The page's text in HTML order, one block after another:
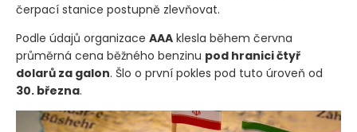
čerpací stanice postupně zlevňovat.
Podle údajů organizace AAA klesla během června
průměrná cena běžného benzinu pod hranici čtyř
dolarů za galon. Šlo o první pokles pod tuto úroveň od
30. března.